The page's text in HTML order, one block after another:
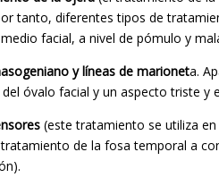
tanto, diferentes tipos de
facial, a nivel de pómulo y
y líneas de marioneta.
óvalo facial y un aspecto triste y
(este tratamiento se utiliza
de la fosa temporal a